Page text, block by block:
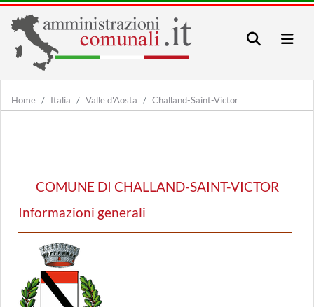
Home Italia Valle d'Aosta Challand-Saint-Victor
COMUNE DI CHALLAND-SAINT-VICTOR
Informazioni generali